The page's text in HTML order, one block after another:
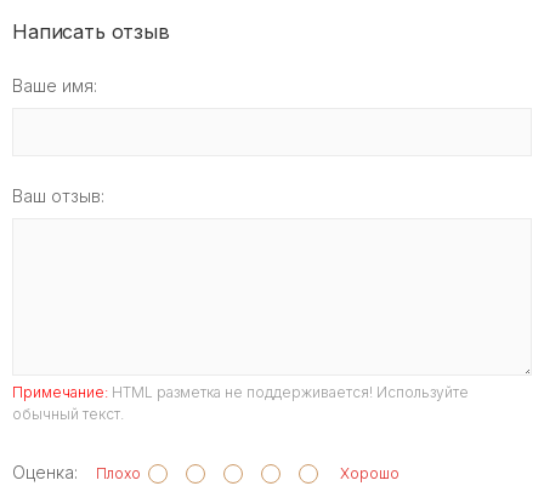
Написать отзыв
Ваше имя:
Ваш отзыв:
Примечание: HTML разметка не поддерживается! Используйте
обычный текст.
Оценка: Плохо Хорошо